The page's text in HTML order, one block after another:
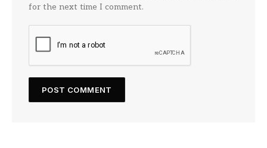
for the next time I comment.